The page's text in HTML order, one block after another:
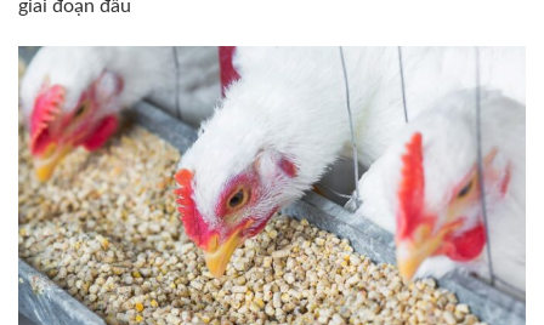
giai đoạn đầu